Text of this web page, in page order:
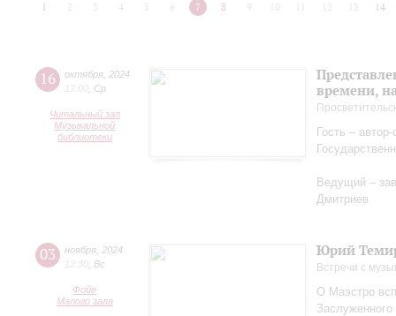
1 2 3 4 5 6 7 8 9 10 12 13 14
16 октября 2024
17:00 Ср
Читальный зал
Музыкальной
библиотеки
времени,
Гость –
Ведущий –
Дмитриев
03 ноября 2024
12:30 Вс
Фойе
Малого зала
Юрий
Встречи с
О Маэстро